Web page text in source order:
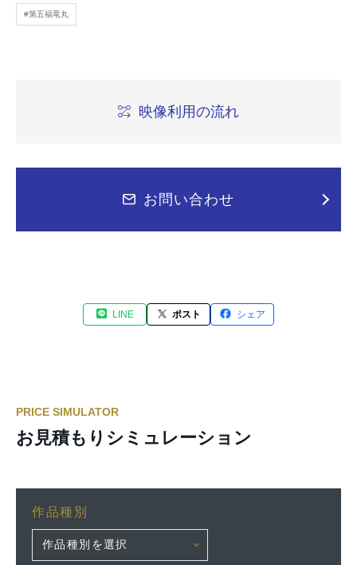
#第五福竜丸
映像利用の流れ
お問い合わせ
LINE ポスト シェア
PRICE SIMULATOR
お見積もりシミュレーション
作品種別